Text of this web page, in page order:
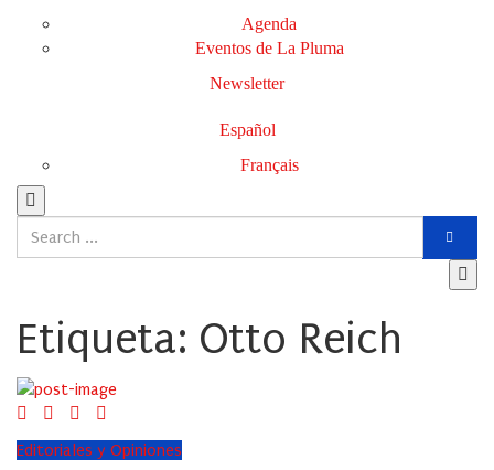
Agenda
Eventos de La Pluma
Newsletter
Español
Français
Etiqueta: Otto Reich
Editoriales y Opiniones